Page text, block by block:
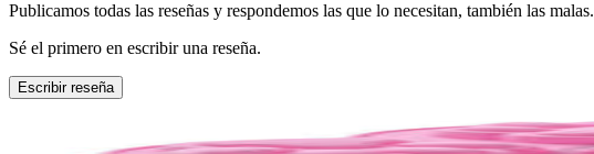
Publicamos todas las reseñas y respondemos las que lo necesitan, también las malas.
Sé el primero en escribir una reseña.
Escribir reseña